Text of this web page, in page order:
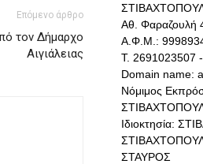
Επόμενο άρθρο
τον Δήμαρχο
Αιγιάλειας
Αθ. Φαραζουλή
Α.Φ.Μ.:
Τ. 2691023507
Domain name:
Νόμιμος
Ιδιοκτησία:
ΣΤΑΥΡΟΣ